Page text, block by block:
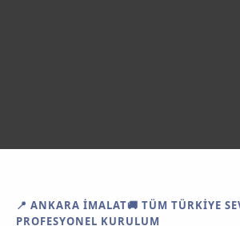
📍 ANKARA İMALAT🚚 TÜM TÜRKIYE
PROFESYONEL KURULUM